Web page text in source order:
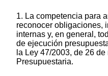
1. La competencia para
reconocer obligaciones,
internas y, en general,
de ejecución
la Ley 47/2003, de 26 de
Presupuestaria.